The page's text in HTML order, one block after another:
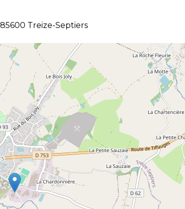
Treize-Septiers